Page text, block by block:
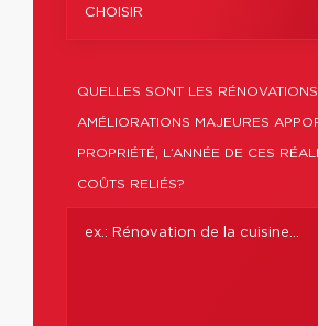
CHOISIR
QUELLES SONT LES
AMÉLIORATIONS MAJEURES
PROPRIÉTÉ, L’ANNÉE DE CES
COÛTS RELIÉS?